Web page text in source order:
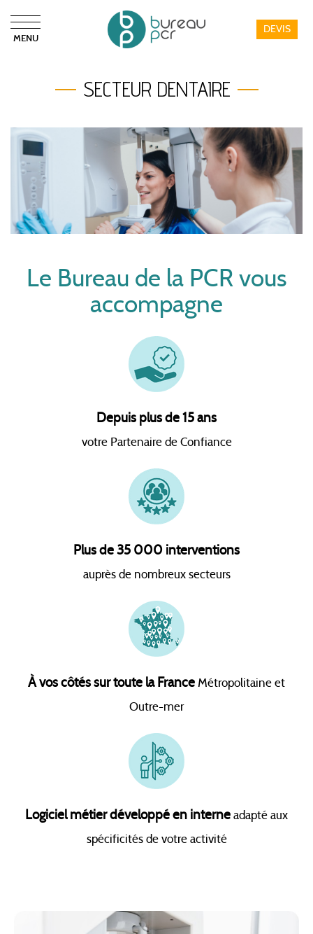
MENU
DEVIS
SECTEUR DENTAIRE
Le Bureau de la PCR vous
accompagne
Depuis plus de 15 ans
votre Partenaire de Confiance
Plus de 35 000 interventions
auprès de nombreux secteurs
À vos côtés sur toute la FranceMétropolitaine et
Outre-mer
Logiciel métier développé en interneadapté aux
spécificités de votre activité